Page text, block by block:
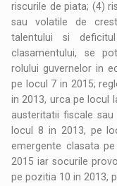
riscurile de piata; (4)
sau volatile de
talentului si
clasamentului, se
rolului guvernelor in
pe locul 7 in 2015;
in 2013, urca pe locul
austeritatii fiscale
locul 8 in 2013, pe
emergente clasata
2015 iar socurile
pe pozitia 10 in 2013,